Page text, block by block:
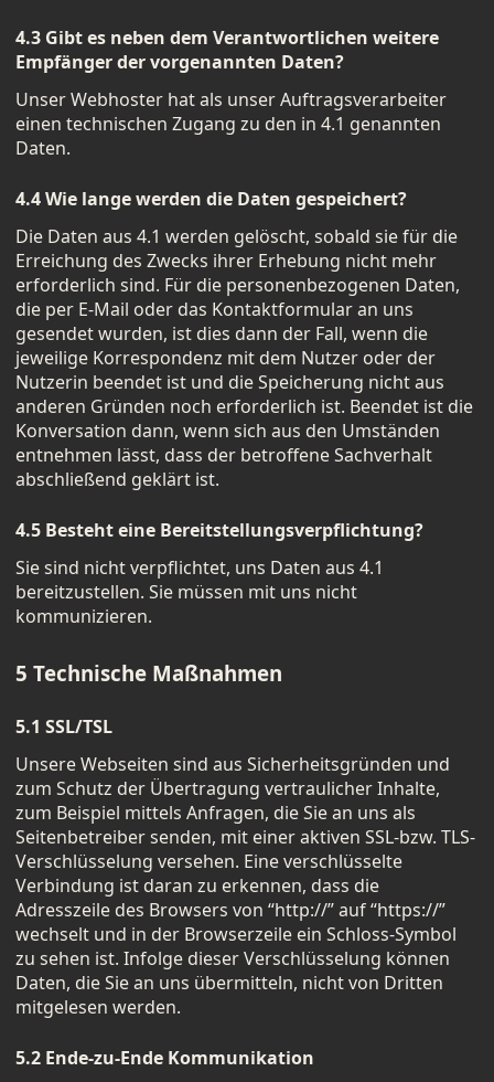
4.3 Gibt es neben dem Verantwortlichen weitere
Empfänger der vorgenannten Daten?
Unser Webhoster hat als unser Auftragsverarbeiter
einen technischen Zugang zu den in 4.1 genannten
Daten.
4.4 Wie lange werden die Daten gespeichert?
Die Daten aus 4.1 werden gelöscht, sobald sie für die
Erreichung des Zwecks ihrer Erhebung nicht mehr
erforderlich sind. Für die personenbezogenen Daten,
die per E-Mail oder das Kontaktformular an uns
gesendet wurden, ist dies dann der Fall, wenn die
jeweilige Korrespondenz mit dem Nutzer oder der
Nutzerin beendet ist und die Speicherung nicht aus
anderen Gründen noch erforderlich ist. Beendet ist die
Konversation dann, wenn sich aus den Umständen
entnehmen lässt, dass der betroffene Sachverhalt
abschließend geklärt ist.
4.5 Besteht eine Bereitstellungsverpflichtung?
Sie sind nicht verpflichtet, uns Daten aus 4.1
bereitzustellen. Sie müssen mit uns nicht
kommunizieren.
5 Technische Maßnahmen
5.1 SSL/TSL
Unsere Webseiten sind aus Sicherheitsgründen und
zum Schutz der Übertragung vertraulicher Inhalte,
zum Beispiel mittels Anfragen, die Sie an uns als
Seitenbetreiber senden, mit einer aktiven SSL-bzw. TLS-
Verschlüsselung versehen. Eine verschlüsselte
Verbindung ist daran zu erkennen, dass die
Adresszeile des Browsers von “http://” auf “https://”
wechselt und in der Browserzeile ein Schloss-Symbol
zu sehen ist. Infolge dieser Verschlüsselung können
Daten, die Sie an uns übermitteln, nicht von Dritten
mitgelesen werden.
5.2 Ende-zu-Ende Kommunikation